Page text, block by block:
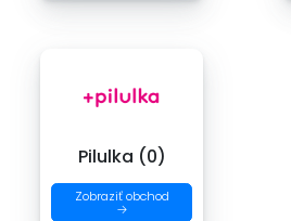
Pilulka (0)
Zobraziť obchod
→